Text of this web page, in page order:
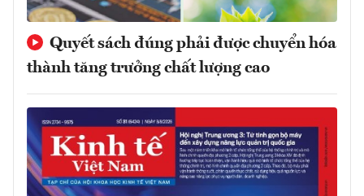
Quyết sách đúng phải được chuyển hóa
thành tăng trưởng chất lượng cao